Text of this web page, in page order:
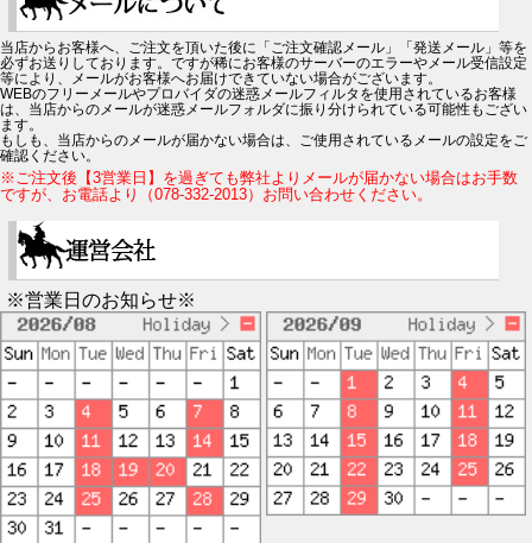
当店からお客様へ、ご注文を頂いた後に「ご注文確認メール」「発送メール」等を
必ずお送りしております。ですが稀にお客様のサーバーのエラーやメール受信設定
等により、メールがお客様へお届けできていない場合がございます。
WEBのフリーメールやプロバイダの迷惑メールフィルタを使用されているお客様
は、当店からのメールが迷惑メールフォルダに振り分けられている可能性もござい
ます。
もしも、当店からのメールが届かない場合は、ご使用されているメールの設定をご
確認ください。
※ご注文後【3営業日】を過ぎても弊社よりメールが届かない場合はお手数
ですが、お電話より（078-332-2013）お問い合わせください。
※営業日のお知らせ※